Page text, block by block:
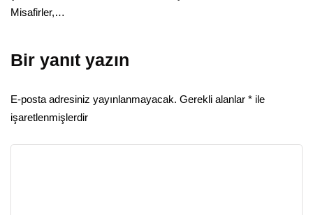
Misafirler,…
Bir yanıt yazın
E-posta adresiniz yayınlanmayacak. Gerekli alanlar * ile
işaretlenmişlerdir